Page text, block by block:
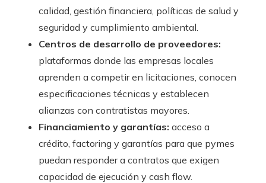
calidad, gestión financiera, políticas de salud y
seguridad y cumplimiento ambiental.
Centros de desarrollo de proveedores:
plataformas donde las empresas locales
aprenden a competir en licitaciones, conocen
especificaciones técnicas y establecen
alianzas con contratistas mayores.
Financiamiento y garantías: acceso a
crédito, factoring y garantías para que pymes
puedan responder a contratos que exigen
capacidad de ejecución y cash flow.